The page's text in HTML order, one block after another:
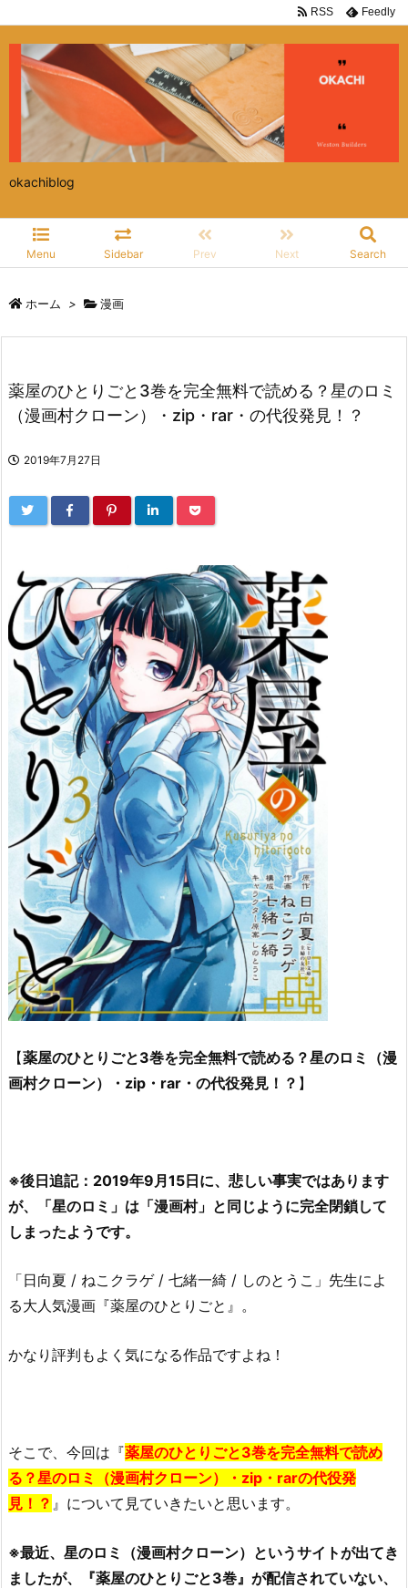
okachiblog
Menu Sidebar Prev Next Search
RSS Feedly
ホーム > 漫画
薬屋のひとりごと3巻を完全無料で読める？星のロミ
（漫画村クローン）・zip・rar・の代役発見！？
2019年7月27日
【薬屋のひとりごと3巻を完全無料で読める？星のロミ（漫
画村クローン）・zip・rar・の代役発見！？ 】
※後日追記：2019年9月15日に、悲しい事実ではあります
が、「星のロミ」は「漫画村」と同じように完全閉鎖して
しまったようです。
「日向夏 / ねこクラゲ / 七緒一綺 / しのとうこ」先生によ
る大人気漫画『薬屋のひとりごと』。
かなり評判もよく気になる作品ですよね！
そこで、今回は『薬屋のひとりごと3巻を完全無料で読め
る？星のロミ（漫画村クローン）・zip・rarの代役発
見！？ 』について見ていきたいと思います。
※最近、星のロミ（漫画村クローン）というサイトが出てき
ましたが、『薬屋のひとりごと3巻』が配信されていない、